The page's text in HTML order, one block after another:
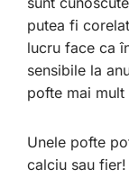
putea fi
lucru face ca
sensibile la
pofte mai
Unele pofte
calciu sau fier!